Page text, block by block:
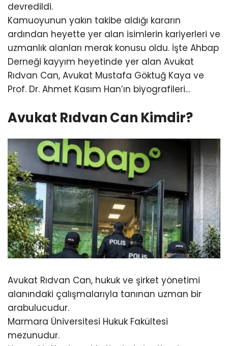
devredildi.
Kamuoyunun yakın takibe aldığı kararın
ardından heyette yer alan isimlerin kariyerleri ve
uzmanlık alanları merak konusu oldu. İşte Ahbap
Derneği kayyım heyetinde yer alan Avukat
Rıdvan Can, Avukat Mustafa Göktuğ Kaya ve
Prof. Dr. Ahmet Kasım Han’ın biyografileri…
Avukat Rıdvan Can Kimdir?
Avukat Rıdvan Can, hukuk ve şirket yönetimi
alanındaki çalışmalarıyla tanınan uzman bir
arabulucudur.
Marmara Üniversitesi Hukuk Fakültesi
mezunudur.